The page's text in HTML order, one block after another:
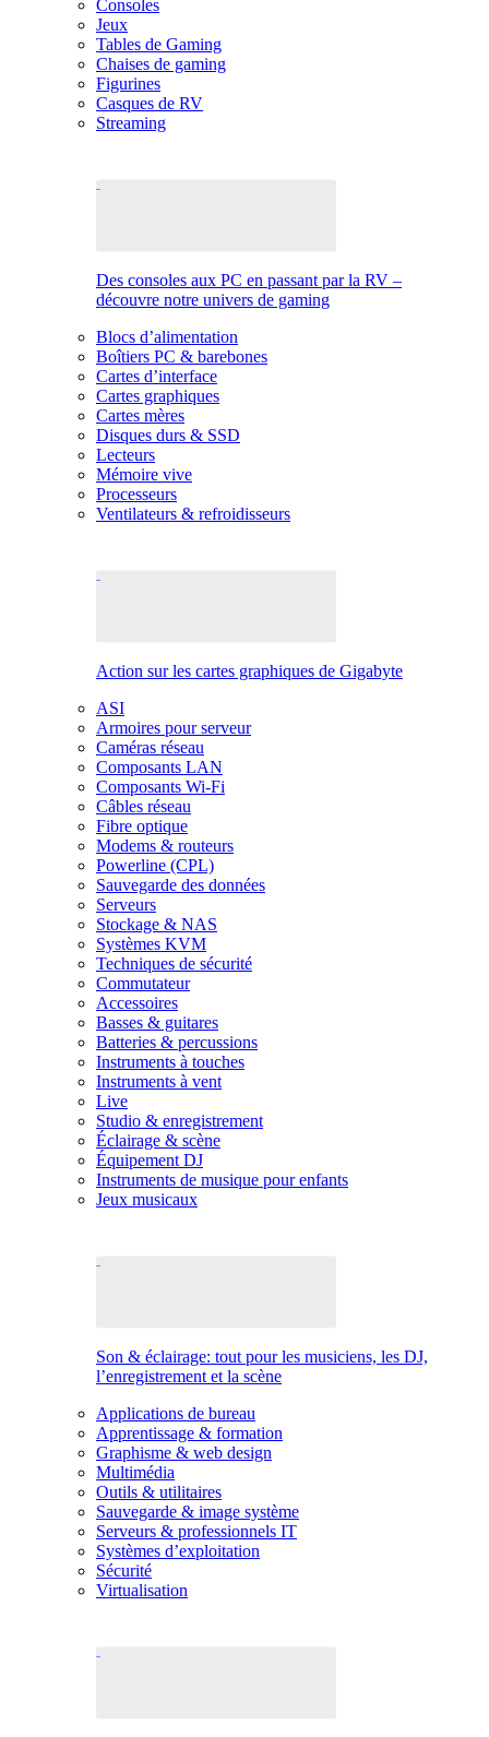
Consoles
Jeux
Tables de Gaming
Chaises de gaming
Figurines
Casques de RV
Streaming
Des consoles aux PC en passant par la RV –
découvre notre univers de gaming
Blocs d’alimentation
Boîtiers PC & barebones
Cartes d’interface
Cartes graphiques
Cartes mères
Disques durs & SSD
Lecteurs
Mémoire vive
Processeurs
Ventilateurs & refroidisseurs
Action sur les cartes graphiques de Gigabyte
ASI
Armoires pour serveur
Caméras réseau
Composants LAN
Composants Wi-Fi
Câbles réseau
Fibre optique
Modems & routeurs
Powerline (CPL)
Sauvegarde des données
Serveurs
Stockage & NAS
Systèmes KVM
Techniques de sécurité
Commutateur
Accessoires
Basses & guitares
Batteries & percussions
Instruments à touches
Instruments à vent
Live
Studio & enregistrement
Éclairage & scène
Équipement DJ
Instruments de musique pour enfants
Jeux musicaux
Son & éclairage: tout pour les musiciens, les DJ,
l’enregistrement et la scène
Applications de bureau
Apprentissage & formation
Graphisme & web design
Multimédia
Outils & utilitaires
Sauvegarde & image système
Serveurs & professionnels IT
Systèmes d’exploitation
Sécurité
Virtualisation